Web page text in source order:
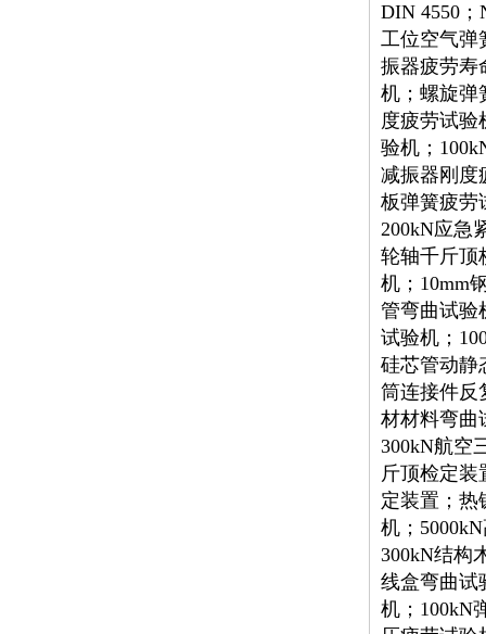
DIN 4550；
工位空气弹
振器疲劳寿
机；螺旋弹
度疲劳试验
验机；
减振器刚度
板弹簧疲劳
200kN应急
轮轴千斤顶
机；10mm
管弯曲试验
试验机；
硅芯管动静
筒连接件反
材材料弯曲
300kN航空
斤顶检定装
定装置；热
机；
300kN结构
线盒弯曲试
机；100kN